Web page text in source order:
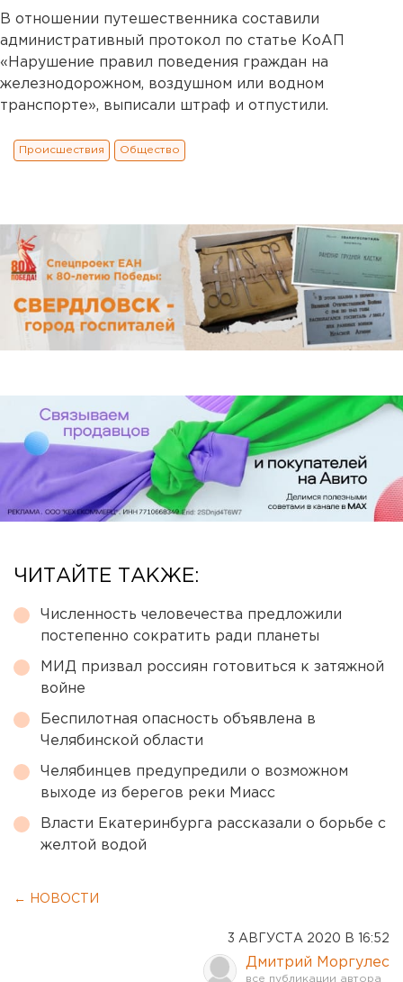
В отношении путешественника составили
административный протокол по статье КоАП
«Нарушение правил поведения граждан на
железнодорожном, воздушном или водном
транспорте», выписали штраф и отпустили.
Происшествия Общество
ЧИТАЙТЕ ТАКЖЕ:
Численность человечества предложили
постепенно сократить ради планеты
МИД призвал россиян готовиться к затяжной
войне
Беспилотная опасность объявлена в
Челябинской области
Челябинцев предупредили о возможном
выходе из берегов реки Миасс
Власти Екатеринбурга рассказали о борьбе с
желтой водой
← НОВОСТИ
3 АВГУСТА 2020 В 16:52
Дмитрий Моргулес